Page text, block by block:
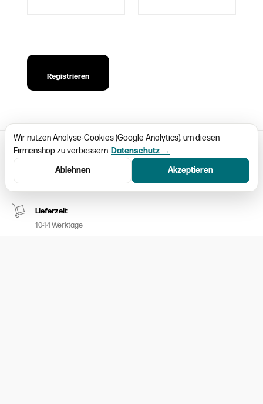
Registrieren
Schweizweiter Versand
Paketversand CHF 9.50
Lieferzeit
10-14 Werktage
Wir nutzen Analyse-Cookies (Google Analytics), um diesen
Firmenshop zu verbessern. Datenschutz →
Ablehnen
Akzeptieren